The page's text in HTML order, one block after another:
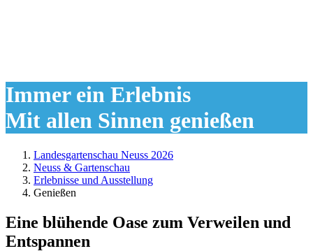
Immer ein Erlebnis
Mit allen Sinnen genießen
Landesgartenschau Neuss 2026
Neuss & Gartenschau
Erlebnisse und Ausstellung
Genießen
Eine blühende Oase zum Verweilen und
Entspannen